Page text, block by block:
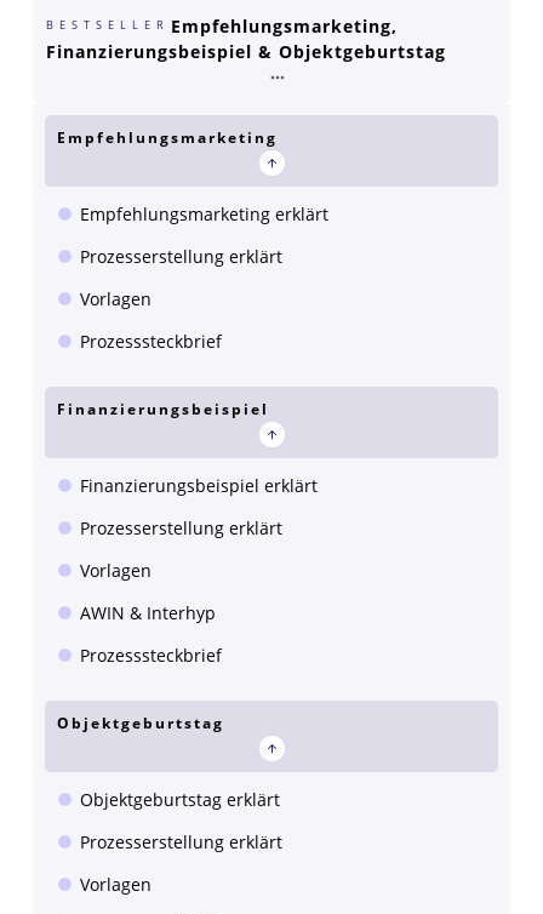
BESTSELLER Empfehlungsmarketing,
Finanzierungsbeispiel & Objektgeburtstag
Empfehlungsmarketing
Empfehlungsmarketing erklärt
Prozesserstellung erklärt
Vorlagen
Prozesssteckbrief
Finanzierungsbeispiel
Finanzierungsbeispiel erklärt
Prozesserstellung erklärt
Vorlagen
AWIN & Interhyp
Prozesssteckbrief
Objektgeburtstag
Objektgeburtstag erklärt
Prozesserstellung erklärt
Vorlagen